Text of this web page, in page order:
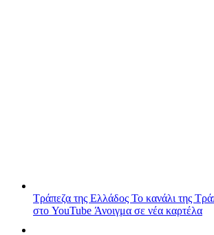
Τράπεζα της Ελλάδος Το κανάλι της
στο YouTube Άνοιγμα σε νέα καρτέλα